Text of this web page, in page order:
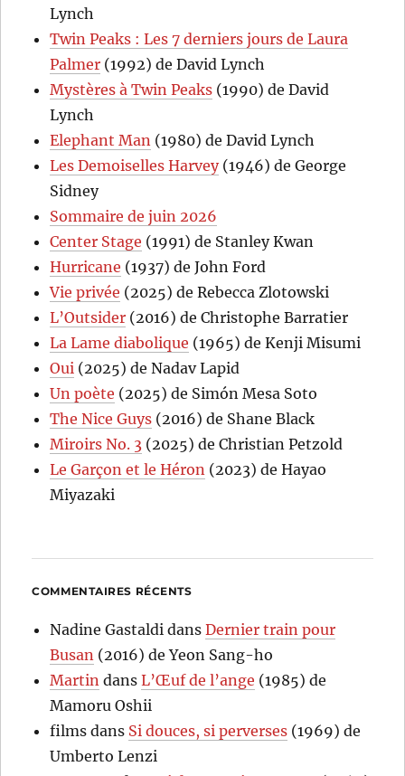
Lynch
Twin Peaks : Les 7 derniers jours de Laura
Palmer (1992) de David Lynch
Mystères à Twin Peaks (1990) de David
Lynch
Elephant Man (1980) de David Lynch
Les Demoiselles Harvey(1946) de George
Sidney
Sommaire de juin 2026
Center Stage (1991) de Stanley Kwan
Hurricane (1937) de John Ford
Vie privée (2025) de Rebecca Zlotowski
L’Outsider (2016) de Christophe Barratier
La Lame diabolique (1965) de Kenji Misumi
Oui (2025) de Nadav Lapid
Un poète (2025) de Simón Mesa Soto
The Nice Guys (2016) de Shane Black
Miroirs No. 3 (2025) de Christian Petzold
Le Garçon et le Héron (2023) de Hayao
Miyazaki
COMMENTAIRES RÉCENTS
Nadine Gastaldi dansDernier train pour
Busan (2016) de Yeon Sang-ho
Martin dansL’Œuf de l’ange (1985) de
Mamoru Oshii
films dans Si douces, si perverses (1969) de
Umberto Lenzi